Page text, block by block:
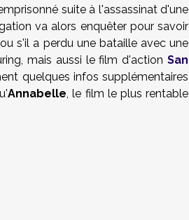
suite à l'assassinat d'une
va alors enquêter pour savoir
s'il a perdu une bataille avec une
mais aussi le film d'action San
quelques infos supplémentaires
Annabelle, le film le plus rentable